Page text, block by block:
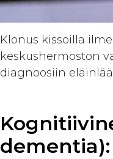
Klonus kissoilla
keskushermoston
diagnoosiin